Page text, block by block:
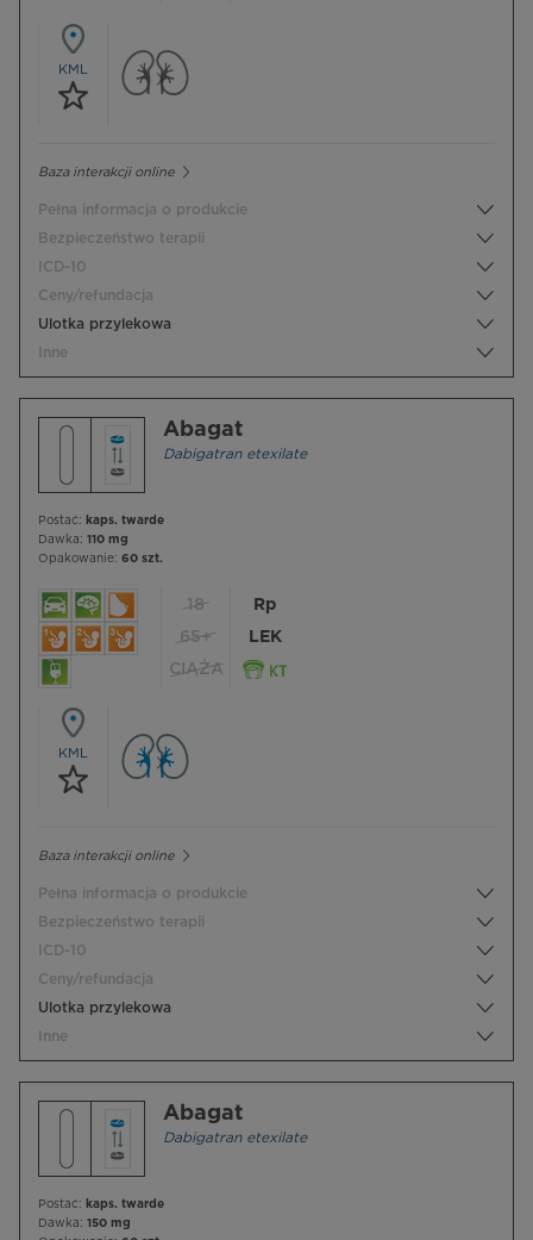
KML
Baza interakcji online
Pełna informacja o produkcie
Bezpieczeństwo terapii
ICD-10
Ceny/refundacja
Ulotka przylekowa
Inne
Abagat
Dabigatran etexilate
Postać: kaps. twarde
Dawka: 110 mg
Opakowanie: 60 szt.
18
65+
CIĄŻA
Rp
LEK
KML
Baza interakcji online
Pełna informacja o produkcie
Bezpieczeństwo terapii
ICD-10
Ceny/refundacja
Ulotka przylekowa
Inne
Abagat
Dabigatran etexilate
Postać: kaps. twarde
Dawka: 150 mg